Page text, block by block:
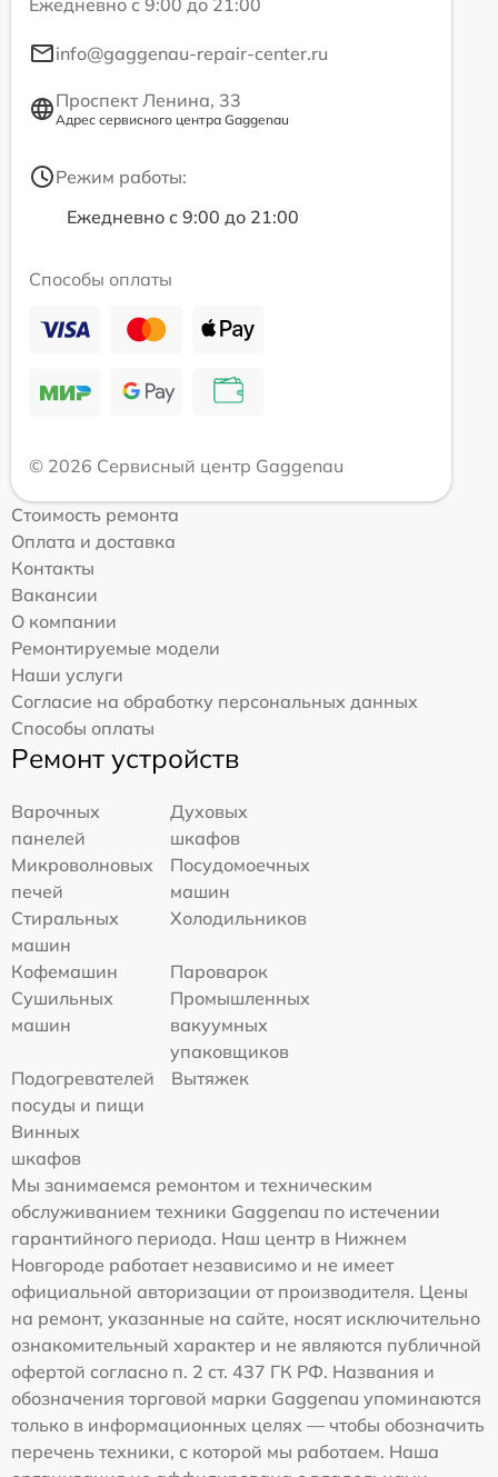
Ежедневно с 9:00 до 21:00
info@gaggenau-repair-center.ru
Проспект Ленина, 33
Адрес сервисного центра Gaggenau
Режим работы:
Ежедневно с 9:00 до 21:00
Способы оплаты
© 2026 Сервисный центр Gaggenau
Стоимость ремонта
Оплата и доставка
Контакты
Вакансии
О компании
Ремонтируемые модели
Наши услуги
Согласие на обработку персональных данных
Способы оплаты
Ремонт устройств
Варочных
панелей
Духовых
шкафов
Микроволновых
печей
Посудомоечных
машин
Стиральных
машин
Холодильников
Кофемашин
Пароварок
Сушильных
машин
Промышленных
вакуумных
упаковщиков
Подогревателей
посуды и пищи
Вытяжек
Винных
шкафов
Мы занимаемся ремонтом и техническим
обслуживанием техники Gaggenau по истечении
гарантийного периода. Наш центр в Нижнем
Новгороде работает независимо и не имеет
официальной авторизации от производителя. Цены
на ремонт, указанные на сайте, носят исключительно
ознакомительный характер и не являются публичной
офертой согласно п. 2 ст. 437 ГК РФ. Названия и
обозначения торговой марки Gaggenau упоминаются
только в информационных целях — чтобы обозначить
перечень техники, с которой мы работаем. Наша